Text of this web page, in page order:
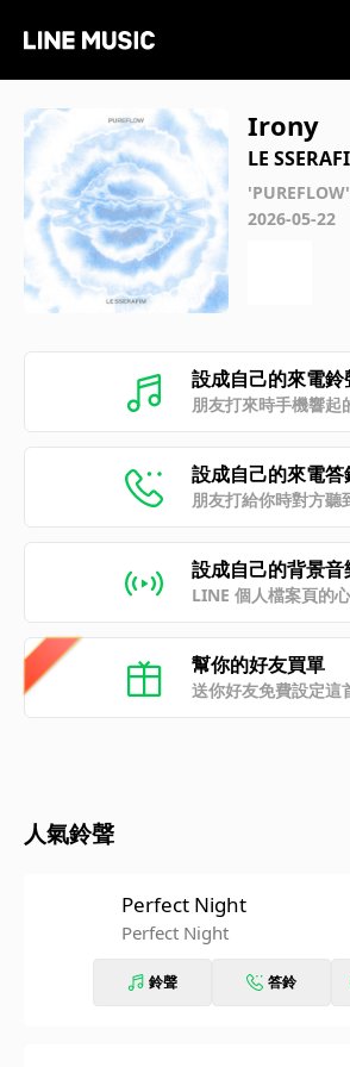
Irony
LE
2026-05-22
設成自己的來電鈴
朋友打來時手機響起
設成自己的來電答
朋友打給你時對方聽
設成自己的背景音
LINE 個人檔案頁的
幫你的好友買單
送你好友免費設定這
人氣鈴聲
Perfect Night
Perfect Night
鈴聲 答鈴